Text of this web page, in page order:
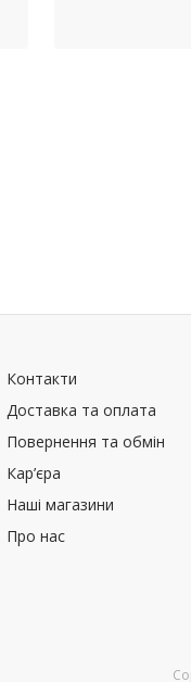
Контакти
Доставка та оплата
Повернення та обмін
Кар’єра
Наші магазини
Про нас